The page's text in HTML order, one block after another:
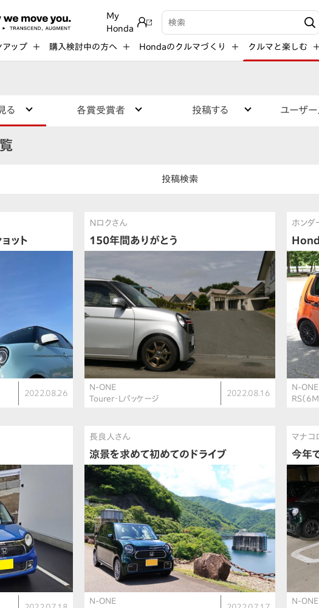
My
Honda
検索キーワード入力
アップ 購入検討中の方へ Hondaのクルマづくり クルマと楽しむ
る 各賞受賞者 投稿する ユーザ
投稿検索
ット
2022.08.26
Ｎロクさん
150年間ありがとう
N-ONE
Tourer・Lパッケージ
2022.08.16
ホンダ
N-ONE
RS（
長良人さん
涼景を求めて初めてのドライブ
N-ONE
マナコ
今年
N-ONE